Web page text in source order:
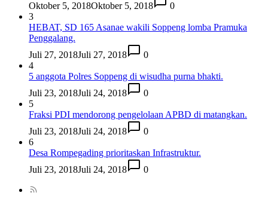
Oktober 5, 2018Oktober 5, 2018
0
3
HEBAT, SD 165 Asanae wakili Soppeng lomba Pramuka
Penggalang.
Juli 27, 2018Juli 27, 2018
0
4
5 anggota Polres Soppeng di wisudha purna bhakti.
Juli 23, 2018Juli 24, 2018
0
5
Fraksi PDI mendorong pengelolaan APBD di matangkan.
Juli 23, 2018Juli 24, 2018
0
6
Desa Rompegading prioritaskan Infrastruktur.
Juli 23, 2018Juli 24, 2018 0